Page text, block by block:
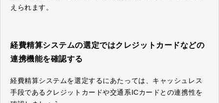
えられます。
経費精算システムの選定ではクレジットカードなどの
連携機能を確認する
経費精算システムを選定するにあたっては、キャッシュレス
手段であるクレジットカードや交通系ICカードとの連携性を